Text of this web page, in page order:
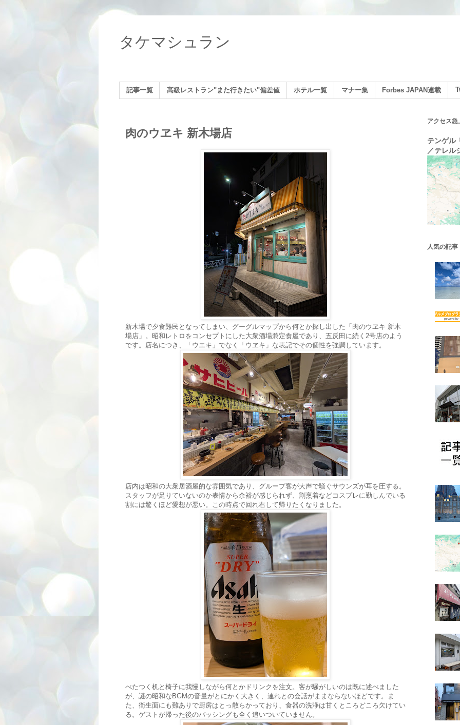
タケマシュラン
記事一覧 高級レストラン"また行きたい"偏差値 ホテル一覧 マナー集 Forbes JAPAN連載
肉のウヱキ 新木場店
新木場で夕食難民となってしまい、グーグルマップから何とか探し出した「肉のウヱキ 新木
場店」。昭和レトロをコンセプトにした大衆酒場兼定食屋であり、五反田に続く2号店のよう
です。店名につき、「ウエキ」でなく「ウヱキ」な表記でその個性を強調しています。
店内は昭和の大衆居酒屋的な雰囲気であり、グループ客が大声で騒ぐサウンズが耳を圧する。
スタッフが足りていないのか表情から余裕が感じられず、割烹着などコスプレに勤しんでいる
割には驚くほど愛想が悪い。この時点で回れ右して帰りたくなりました。
べたつく机と椅子に我慢しながら何とかドリンクを注文。客が騒がしいのは既に述べました
が、謎の昭和なBGMの音量がとにかく大きく、連れとの会話がままならないほどです。ま
た、衛生面にも難ありで厨房はとっ散らかっており、食器の洗浄は甘くところどころ欠けてい
る。ゲストが帰った後のバッシングも全く追いついていません。
アクセス急
テンゲル
／テレル
人気の記事